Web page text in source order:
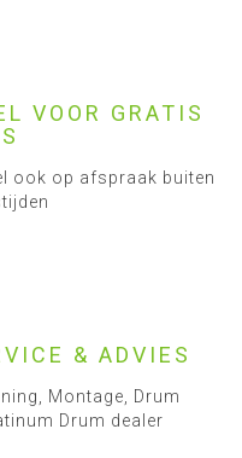
VOOR GRATIS
ook op afspraak buiten
& ADVIES
Montage, Drum
Drum dealer